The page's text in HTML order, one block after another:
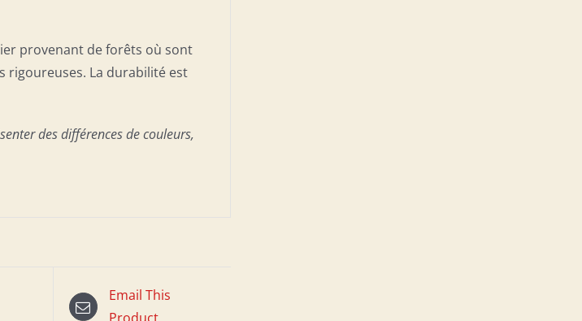
provenant de forêts où sont
rigoureuses. La durabilité est
des différences de couleurs,
Email This